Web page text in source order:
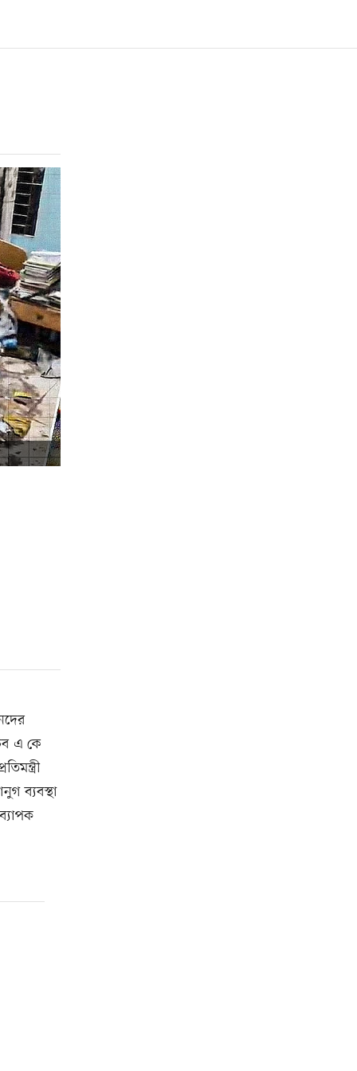
এ কে
ব্যবস্থা